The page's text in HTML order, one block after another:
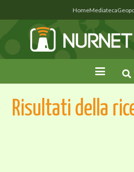
HomeMediateca
Risultati della